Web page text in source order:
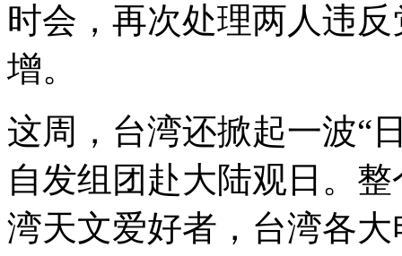
时会，再次处理两人违
增。
这周，台湾还掀起一波“
自发组团赴大陆观日。
湾天文爱好者，台湾各